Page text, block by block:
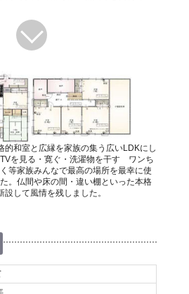
的和室と広縁を家族の集う広いLDKにし
を見る・寛ぐ・洗濯物を干す ワンち
等家族みんなで最高の場所を最幸に使
。仏間や床の間・違い棚といった本格
して風情を残しました。